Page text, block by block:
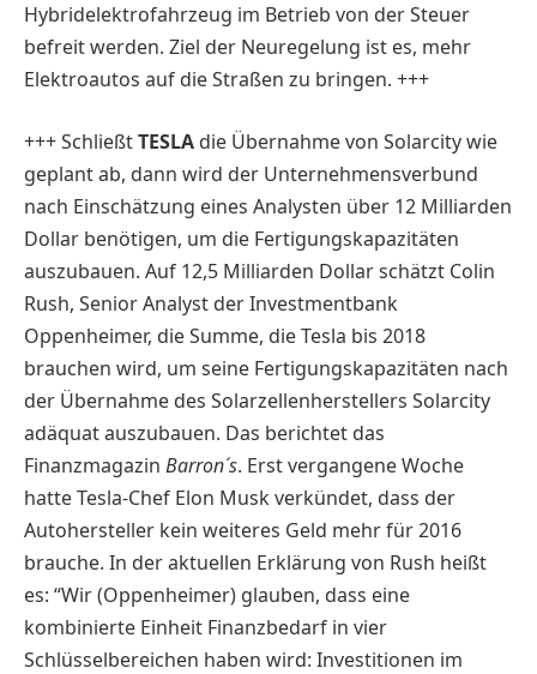
Hybridelektrofahrzeug im Betrieb von der Steuer
befreit werden. Ziel der Neuregelung ist es, mehr
Elektroautos auf die Straßen zu bringen. +++
+++ SchließtTESLA die Übernahme von Solarcity wie
geplant ab, dann wird der Unternehmensverbund
nach Einschätzung eines Analysten über 12 Milliarden
Dollar benötigen, um die Fertigungskapazitäten
auszubauen. Auf 12,5 Milliarden Dollar schätzt Colin
Rush, Senior Analyst der Investmentbank
Oppenheimer, die Summe, die Tesla bis 2018
brauchen wird, um seine Fertigungskapazitäten nach
der Übernahme des Solarzellenherstellers Solarcity
adäquat auszubauen. Das berichtet das
Finanzmagazin Barron´s. Erst vergangene Woche
hatte Tesla-Chef Elon Musk verkündet, dass der
Autohersteller kein weiteres Geld mehr für 2016
brauche. In der aktuellen Erklärung von Rush heißt
es: “Wir (Oppenheimer) glauben, dass eine
kombinierte Einheit Finanzbedarf in vier
Schlüsselbereichen haben wird: Investitionen im